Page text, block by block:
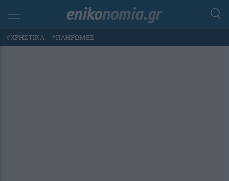
#ΧΡΗΣΤΙΚΑ #ΠΛΗΡΩΜΕΣ